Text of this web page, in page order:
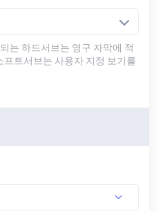
는 하드서브는 영구 자막에 적
트서브는 사용자 지정 보기를